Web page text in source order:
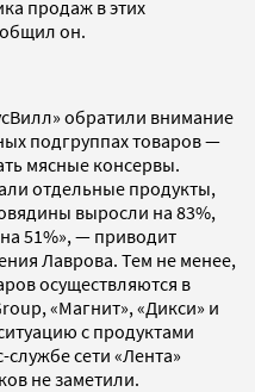
продаж в этих
он.
обратили внимание
подгруппах товаров —
мясные консервы.
отдельные продукты,
выросли на 83%,
51%», — приводит
Лаврова. Тем не менее,
осуществляются в
«Магнит», «Дикси» и
с продуктами
сети «Лента»
не заметили.